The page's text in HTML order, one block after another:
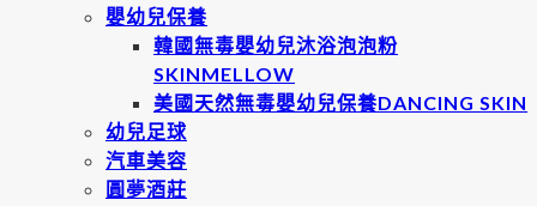
嬰幼兒保養
韓國無毒嬰幼兒沐浴泡泡粉
SKINMELLOW
美國天然無毒嬰幼兒保養DANCING SKIN
幼兒足球
汽車美容
圓夢酒莊